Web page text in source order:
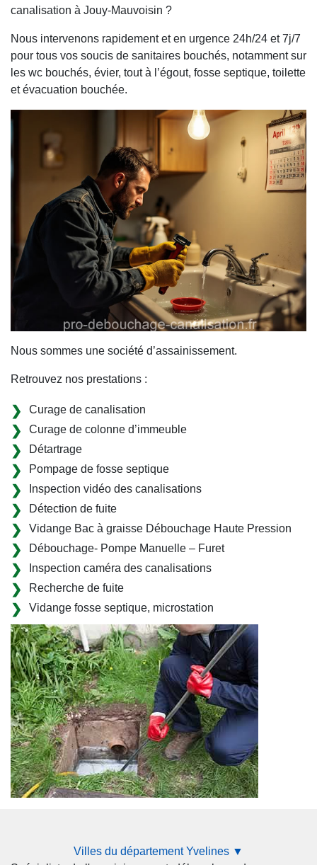
canalisation à Jouy-Mauvoisin ?
Nous intervenons rapidement et en urgence 24h/24 et 7j/7
pour tous vos soucis de sanitaires bouchés, notamment sur
les wc bouchés, évier, tout à l’égout, fosse septique, toilette
et évacuation bouchée.
Nous sommes une société d’assainissement.
Retrouvez nos prestations :
Curage de canalisation
Curage de colonne d’immeuble
Détartrage
Pompage de fosse septique
Inspection vidéo des canalisations
Détection de fuite
Vidange Bac à graisse Débouchage Haute Pression
Débouchage- Pompe Manuelle – Furet
Inspection caméra des canalisations
Recherche de fuite
Vidange fosse septique, microstation
Villes du département Yvelines ▼